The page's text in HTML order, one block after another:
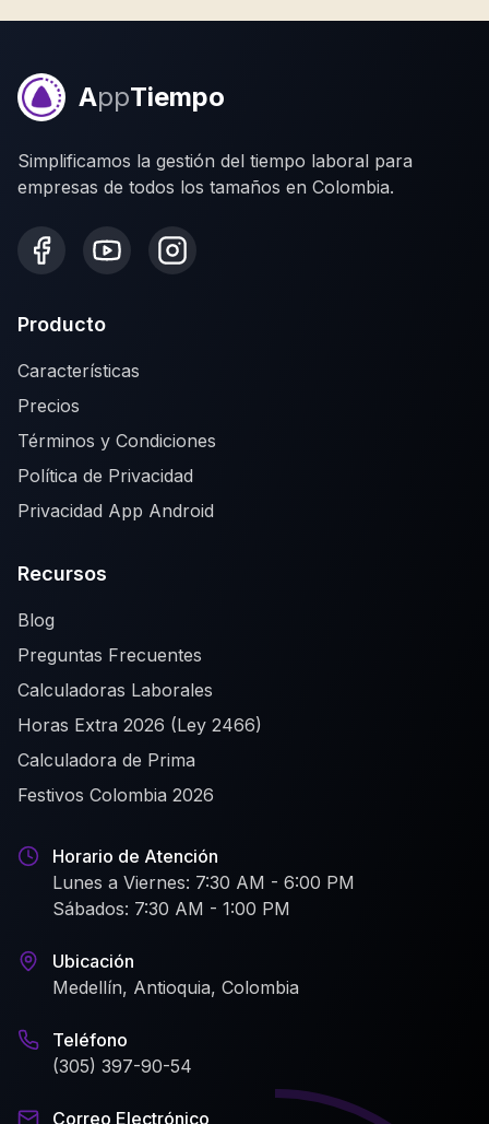
AppTiempo
Simplificamos la gestión del tiempo laboral para
empresas de todos los tamaños en Colombia.
Producto
Características
Precios
Términos y Condiciones
Política de Privacidad
Privacidad App Android
Recursos
Blog
Preguntas Frecuentes
Calculadoras Laborales
Horas Extra 2026 (Ley 2466)
Calculadora de Prima
Festivos Colombia 2026
Horario de Atención
Lunes a Viernes: 7:30 AM - 6:00 PM
Sábados: 7:30 AM - 1:00 PM
Ubicación
Medellín, Antioquia, Colombia
Teléfono
(305) 397-90-54
Correo Electrónico